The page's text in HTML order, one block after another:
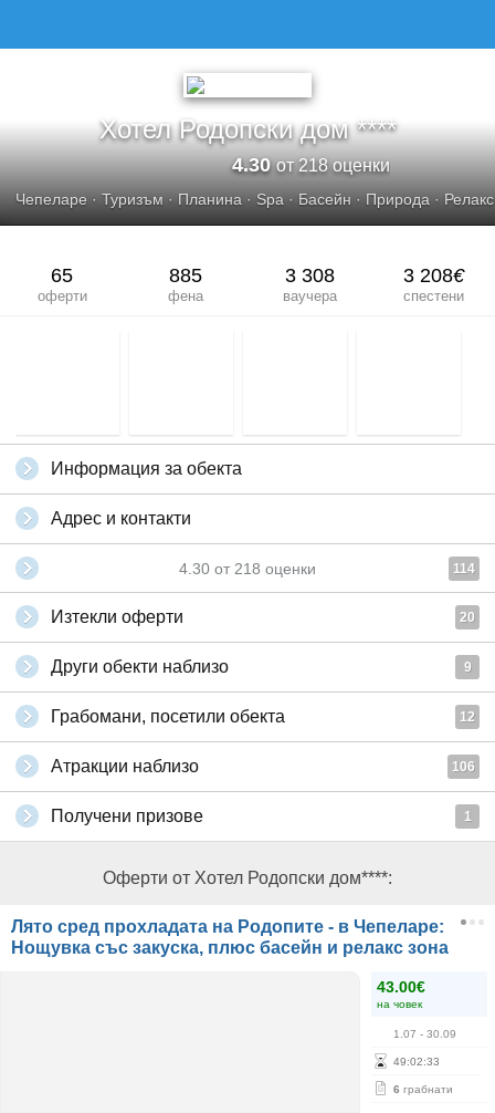
Хотел Родопски дом ****
4.30от 218 оценки
Чепеларе · Туризъм · Планина · Spa · Басейн · Природа · Релакс
65
оферти
885
фена
3 308
ваучера
3 208€
спестени
Информация за обекта
Адрес и контакти
4.30 от 218 оценки 114
Изтекли оферти 20
Други обекти наблизо 9
Грабомани, посетили обекта 12
Атракции наблизо 106
Получени призове 1
Оферти от Хотел Родопски дом****:
Лято сред прохладата на Родопите - в Чепеларе:
Нощувка със закуска, плюс басейн и релакс зона
43.00€
на човек
1.07 - 30.09
49:02:33
6 грабнати